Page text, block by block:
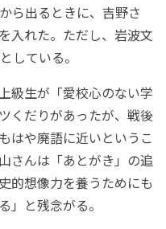
ら出るときに、吉野さ
入れた。ただし、岩波文
している。
級生が「愛校心のない学
くだりがあったが、戦後
はや廃語に近いというこ
さんは「あとがき」の追
的想像力を養うためにも
」と残念がる。